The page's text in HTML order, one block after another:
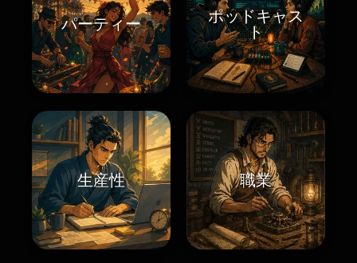
パーティー
ポッドキャス
ト
生産性 職業